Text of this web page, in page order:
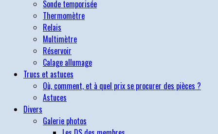
Sonde temporisée
Thermomètre
Relais
Multimètre
Réservoir
Calage allumage
Trucs et astuces
Où, comment, et à quel prix se procurer des pièces ?
Astuces
Divers
Galerie photos